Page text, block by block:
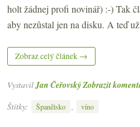
holt žádnej profi novinář) :-) Tak
aby nezůstal jen na disku. A teď
Zobraz celý článek →
VystavilJan ČeřovskýZobrazit
Štítky:
Španělsko , víno